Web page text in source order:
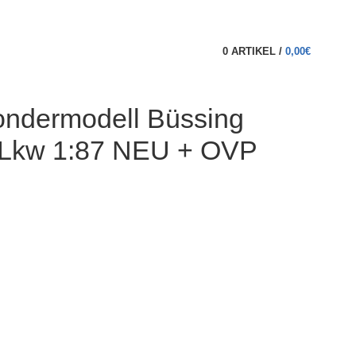
0 ARTIKEL / 0,00€
Büssing
1:87 NEU + OVP